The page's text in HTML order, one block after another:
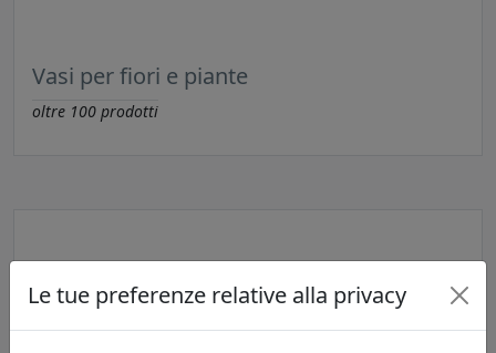
Vasi per fiori e piante
oltre 100 prodotti
Le tue preferenze relative alla privacy